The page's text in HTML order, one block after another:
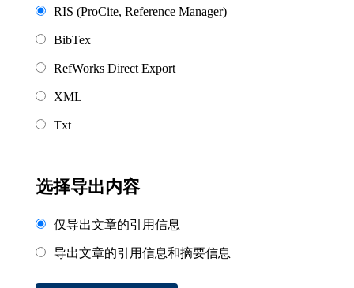
RIS (ProCite, Reference Manager)
BibTex
RefWorks Direct Export
XML
Txt
选择导出内容
仅导出文章的引用信息
导出文章的引用信息和摘要信息